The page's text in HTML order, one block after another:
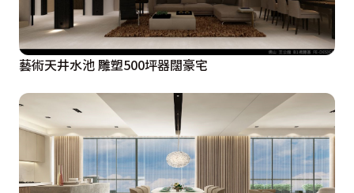
藝術天井水池 雕塑500坪器闊豪宅